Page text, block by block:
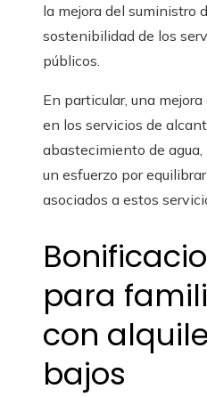
la mejora del suministro
sostenibilidad de los
públicos.
En particular, una mejora
en los servicios de
abastecimiento de agua,
un esfuerzo por
asociados a estos
para
con
bajos